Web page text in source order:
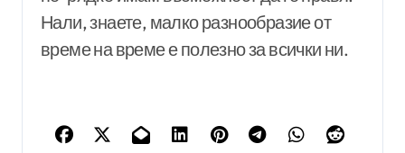
Нали, знаете, малко разнообразие от
време на време е полезно за всички ни.